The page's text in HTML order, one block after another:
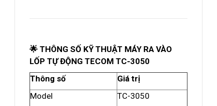
🌟 THÔNG SỐ KỸ THUẬT MÁY RA VÀO
LỐP TỰ ĐỘNG TECOM TC-3050
Thông số
Giá trị
Model
TC-3050